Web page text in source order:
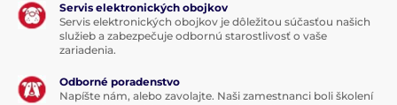
Servis elektronických obojkov
Servis elektronických obojkov je dôležitou súčasťou našich
služieb a zabezpečuje odbornú starostlivosť o vaše
zariadenia.
Odborné poradenstvo
Napíšte nám, alebo zavolajte. Naši zamestnanci boli školení